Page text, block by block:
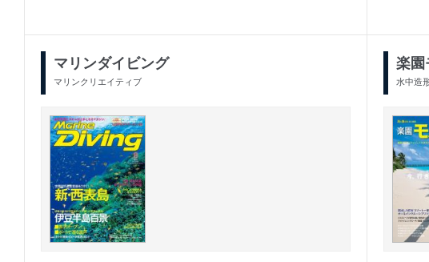
マリンダイビング
マリンクリエイティブ
楽園
水中造